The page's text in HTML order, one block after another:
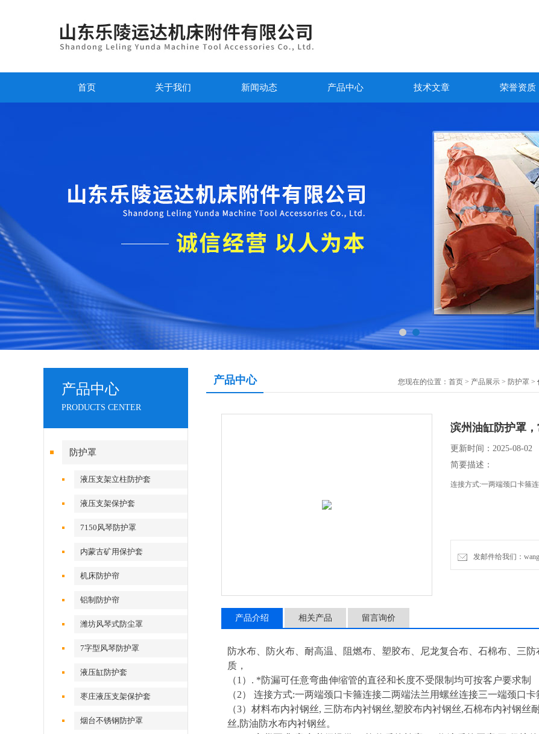
首页 关于我们 新闻动态 产品中心 技术文章 荣誉资质
产品中心
PRODUCTS CENTER
防护罩
液压支架立柱防护套
液压支架保护套
7150风琴防护罩
内蒙古矿用保护套
机床防护帘
铝制防护帘
潍坊风琴式防尘罩
7字型风琴防护罩
液压缸防护套
枣庄液压支架保护套
烟台不锈钢防护罩
产品中心 您现在的位置： 首页 > 产品展示 > 防护罩 >
滨州油缸防护罩
更新时间：2025-08-02
简要描述：
连接方式:一两端颈口卡箍
发邮件给我们：
产品介绍 相关产品 留言询价
防水布、防火布、耐高温、阻燃布、塑胶布、尼龙复合布、石棉布、三
质，
（1）. *防漏可任意弯曲伸缩管的直径和长度不受限制均可按客户要求制
（2） 连接方式:一两端颈口卡箍连接二两端法兰用螺丝连接三一端颈口
（3）材料布内衬钢丝, 三防布内衬钢丝,塑胶布内衬钢丝,石棉布内衬钢
丝,防油防水布内衬钢丝。